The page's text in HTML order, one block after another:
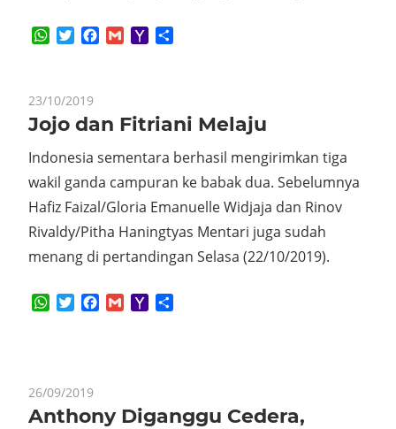
WhatsApp
TwitterFacebook
GmailYahoo
23/10/2019
Jojo dan Fitriani Melaju
Indonesia sementara berhasil mengirimkan tiga
wakil ganda campuran ke babak dua. Sebelumnya
Hafiz Faizal/Gloria Emanuelle Widjaja dan Rinov
Rivaldy/Pitha Haningtyas Mentari juga sudah
menang di pertandingan Selasa (22/10/2019).
WhatsApp
TwitterFacebook
GmailYahoo
26/09/2019
Anthony Diganggu Cedera,